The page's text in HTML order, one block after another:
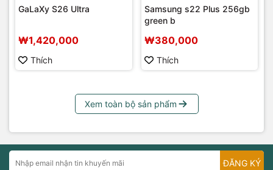
GaLaXy S26 Ultra
₩1,420,000
Thích
Samsung s22 Plus 256gb
green b
₩380,000
Thích
Xem toàn bộ sản phẩm
ĐĂNG KÝ